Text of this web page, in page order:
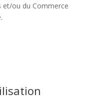
et/ou du Commerce